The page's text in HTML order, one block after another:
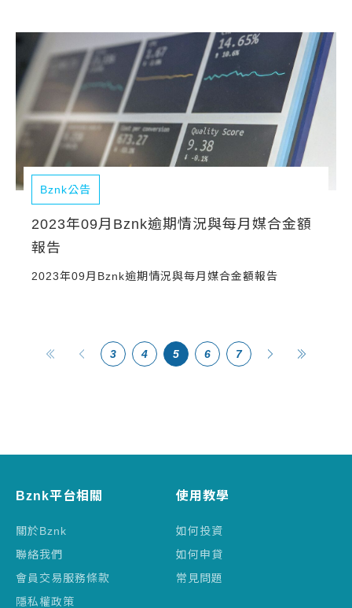
Bznk公告
2023年09月Bznk逾期情況與每月媒合金額
報告
2023年09月Bznk逾期情況與每月媒合金額報告
3 4 5 6 7
Bznk平台相關
關於Bznk
聯絡我們
會員交易服務條款
隱私權政策
使用教學
如何投資
如何申貸
常見問題